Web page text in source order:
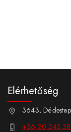
Elérhetőség
3643,
+36 20 243